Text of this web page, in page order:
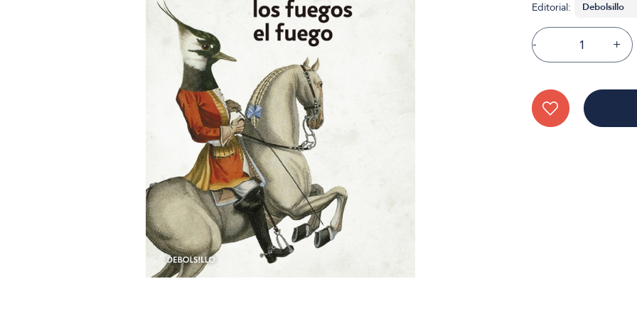
Editorial:
- +